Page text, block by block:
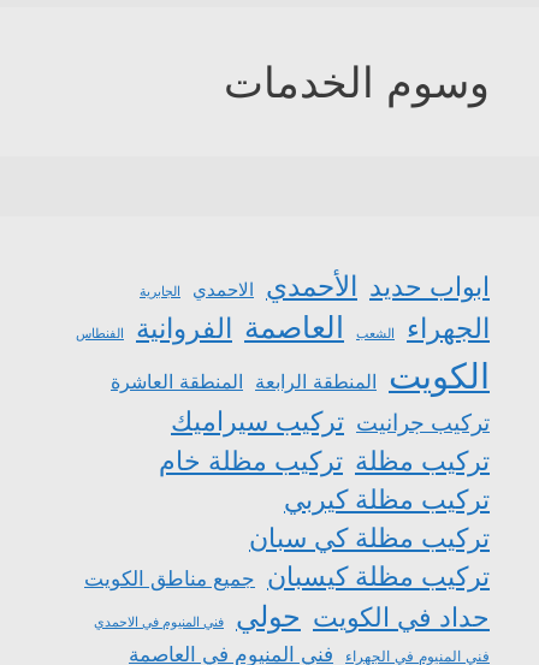
وسوم الخدمات
ابواب حديد الأحمدي الاحمدي الجابرية
الجهراء الشعب العاصمة الفروانية الفنطاس
الكويت المنطقة الرابعة المنطقة العاشرة
تركيب جرانيت تركيب سيراميك
تركيب مظلة تركيب مظلة خام
تركيب مظلة كيربي
تركيب مظلة كي سبان
تركيب مظلة كيسبان جميع مناطق الكويت
حداد في الكويت حولي فني المنيوم في الاحمدي
فني المنيوم في الجهراء فني المنيوم في العاصمة